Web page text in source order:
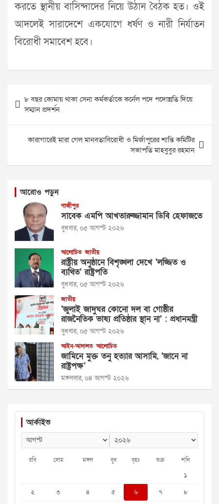
করতে স্থানীয় বাসিন্দাদের নিয়ে উঠান বৈঠক হত। ওই
আদলেই সারাদেশে একযোগে ধর্ষণ ও নারী নির্যাতন
বিরোধী সমাবেশ হবে।
navigation
৮ বছর কোমায় থাকা সেনা কর্মকর্তাকে কর্নেল পদে পদোন্নতি দিয়ে
সম্মান প্রদর্শন
কারাগারেই মারা গেল মানবতাবিরোধী ও মির্জাপুরের শান্তি কমিটির
সভাপতি মাহবুবুর রহমান
আরোও পড়ুন
গাজীপুর
সাবেক এমপি আখতারুজ্জামান ডিবি হেফাজতে
বুধবার, ০৫ আগস্ট ২০২৬
আলোচিত জাতীয়
রাষ্ট্রীয় অনুষ্ঠানে বিশৃঙ্খলা দেখে ‘লজ্জিত ও
ব্যথিত’ রাষ্ট্রপতি
বুধবার, ০৫ আগস্ট ২০২৬
জাতীয়
‘জুলাই জাদুঘর কোনো দল বা গোষ্ঠীর
রাজনৈতিক ভাষ্য প্রতিষ্ঠার স্থান না’ : প্রধানমন্ত্রী
বুধবার, ০৫ আগস্ট ২০২৬
আইন-আদালত আলোচিত
জামিনে মুক্ত তনু হত্যার আসামি, ‘জানে না
রাষ্ট্রপক্ষ’
মঙ্গলবার, ০৪ আগস্ট ২০২৬
আর্কাইভ
রবি সোম মঙ্গল বুধ বৃহঃ শুক্র শনি
১
২
৩ ৪ ৫ ৬ ৭ ৮